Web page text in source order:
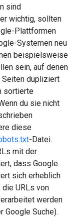
sind
wichtig, sollten
Plattformen
Systemen neu
beispielsweise
sein, auf denen
Seiten dupliziert
sortierte
du sie nicht
diese
-Datei.
mit der
dass Google
sich erheblich
URLs von
werden
Google Suche).